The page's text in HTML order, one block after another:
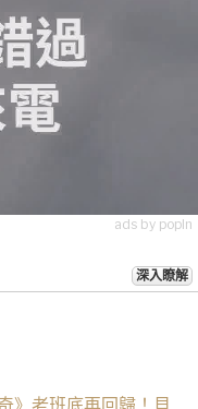
ads by popIn
深入瞭解